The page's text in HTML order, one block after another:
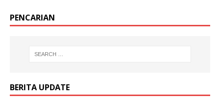
PENCARIAN
BERITA UPDATE